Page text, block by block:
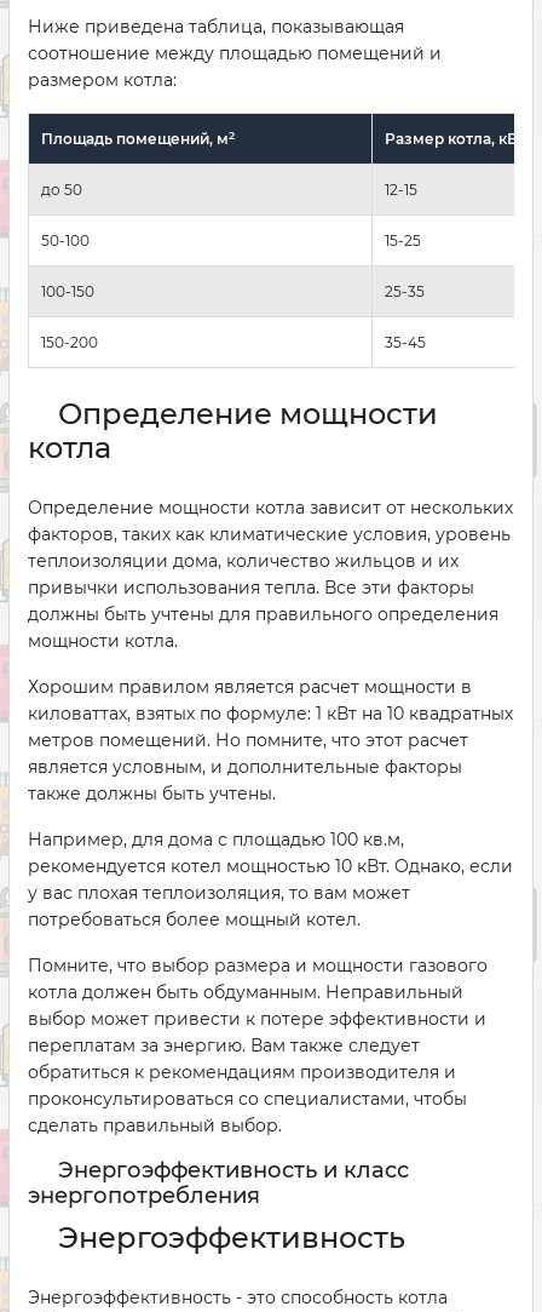
Ниже приведена таблица, показывающая
соотношение между площадью помещений и
размером котла:
Площадь помещений, м2 Размер котла, кВт
до 50 12-15
50-100 15-25
100-150 25-35
150-200 35-45
Определение мощности
котла
Определение мощности котла зависит от нескольких
факторов, таких как климатические условия, уровень
теплоизоляции дома, количество жильцов и их
привычки использования тепла. Все эти факторы
должны быть учтены для правильного определения
мощности котла.
Хорошим правилом является расчет мощности в
киловаттах, взятых по формуле: 1 кВт на 10 квадратных
метров помещений. Но помните, что этот расчет
является условным, и дополнительные факторы
также должны быть учтены.
Например, для дома с площадью 100 кв.м,
рекомендуется котел мощностью 10 кВт. Однако, если
у вас плохая теплоизоляция, то вам может
потребоваться более мощный котел.
Помните, что выбор размера и мощности газового
котла должен быть обдуманным. Неправильный
выбор может привести к потере эффективности и
переплатам за энергию. Вам также следует
обратиться к рекомендациям производителя и
проконсультироваться со специалистами, чтобы
сделать правильный выбор.
Энергоэффективность и класс
энергопотребления
Энергоэффективность
Энергоэффективность - это способность котла